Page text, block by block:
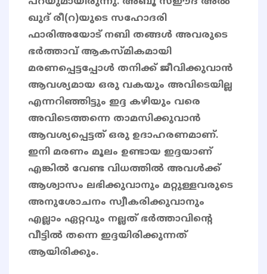
ഖുദ് രീ(റ)യുടെ സഹോദരി
ഫാരിഅയോട് നബി തങ്ങൾ അവരുടെ
ഭർത്താവ് ആകസ്മികമായി
മരണപ്പെട്ടപ്പോൾ തനിക്ക് ജീവിക്കുവാൻ
ആവശ്യമായ ഒരു വകയും അവിടെയില്ല
എന്നറിഞ്ഞിട്ടും ഇദ്ദ കഴിയും വരെ
അവിടെത്തന്നെ താമസിക്കുവാൻ
ആവശ്യപ്പെട്ടത് ഒരു ഉദാഹരണമാണ്.
ഇനി മരണം മൂലം ഉണ്ടായ ഇദ്ദയാണ്
എങ്കിൽ വേണ്ട വിധത്തിൽ അവൾക്ക്
ആശ്വാസം ലഭിക്കുവാനും മറ്റുള്ളവരുടെ
അനുശോചനം സ്വീകരിക്കുവാനും
എല്ലാം ഏറ്റവും നല്ലത് ഭർത്താവിൻ്റെ
വീട്ടിൽ തന്നെ ഇദ്ദയിരിക്കുന്നത്
ആയിരിക്കും.